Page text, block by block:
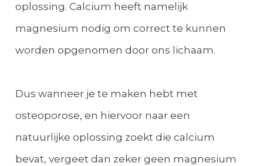
oplossing. Calcium heeft namelijk
magnesium nodig om correct te kunnen
worden opgenomen door ons lichaam.
Dus wanneer je te maken hebt met
osteoporose, en hiervoor naar een
natuurlijke oplossing zoekt die calcium
bevat, vergeet dan zeker geen magnesium